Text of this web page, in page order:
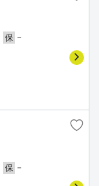
保 －
保 －